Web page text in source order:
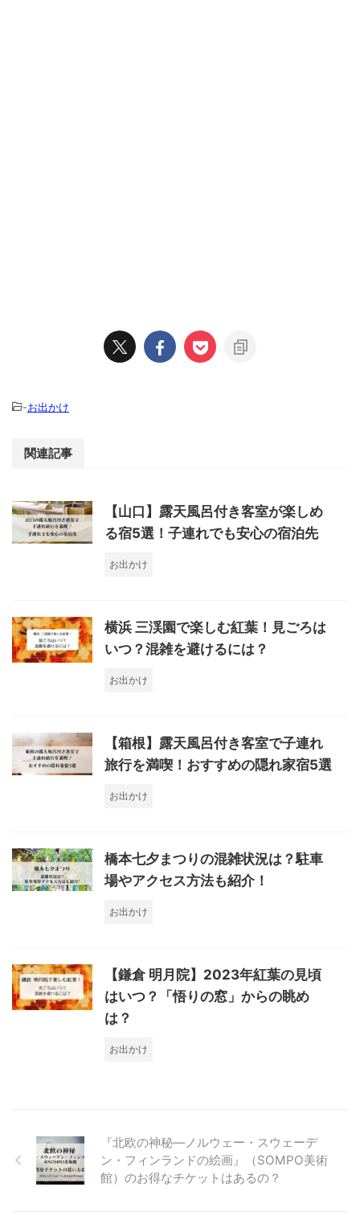
-お出かけ
関連記事
【山口】露天風呂付き客室が楽しめ
る宿5選！子連れでも安心の宿泊先
お出かけ
横浜 三渓園で楽しむ紅葉！見ごろは
いつ？混雑を避けるには？
お出かけ
【箱根】露天風呂付き客室で子連れ
旅行を満喫！おすすめの隠れ家宿5選
お出かけ
橋本七夕まつりの混雑状況は？駐車
場やアクセス方法も紹介！
お出かけ
【鎌倉 明月院】2023年紅葉の見頃
はいつ？「悟りの窓」からの眺め
は？
お出かけ
『北欧の神秘―ノルウェー・スウェーデ
ン・フィンランドの絵画』（SOMPO美術
館）のお得なチケットはあるの？